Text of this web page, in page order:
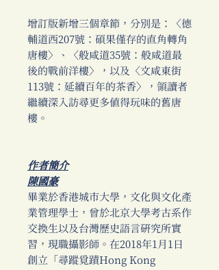
增訂版新增三個章節，分別是：〈德
輔道西207號：碩果僅存的直角轉角
唐樓〉、〈般咸道35號：般咸道最
後的戰前洋樓〉，以及〈文咸東街
113號：延續百年的茶香〉，領讀者
繼續深入訪尋更多值得玩味的舊唐
樓。
作者簡介
陳國豪
畢業於香港城市大學，文化與文化產
業管理學士，曾於北京大學考古系作
交換生以及台灣歷史語言研究所實
習，現職攝影師。在2018年1月1日
創立「尋蹤覓蹟Hong Kong